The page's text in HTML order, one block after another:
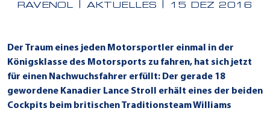
RAVENOL AKTUELLES 15 DEZ 2016
Der Traum eines jeden Motorsportler einmal in der
Königsklasse des Motorsports zu fahren, hat sich jetzt
für einen Nachwuchsfahrer erfüllt: Der gerade 18
gewordene Kanadier Lance Stroll erhält eines der beiden
Cockpits beim britischen Traditionsteam Williams